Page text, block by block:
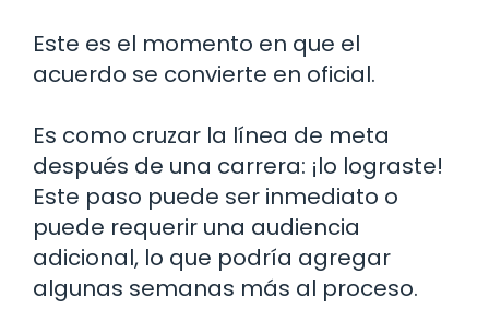
Este es el momento en que el
acuerdo se convierte en oficial.
Es como cruzar la línea de meta
después de una carrera: ¡lo lograste!
Este paso puede ser inmediato o
puede requerir una audiencia
adicional, lo que podría agregar
algunas semanas más al proceso.